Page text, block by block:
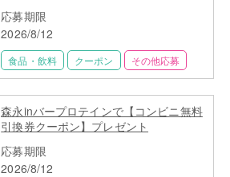
応募期限
2026/8/12
食品・飲料 クーポン その他応募
森永inバープロテインで【コンビニ無料
引換券クーポン】プレゼント
応募期限
2026/8/12